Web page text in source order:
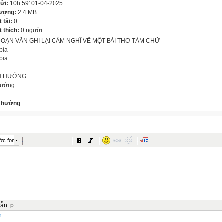
10h:59' 01-04-2025
2.4 MB
tải: 0
thích: 0 người
VĂN GHI LẠI CẢM NGHĨ VỀ MỘT BÀI THƠ TÁM CHỮ
HƯỚNG
hướng
để hiểu nội dung và nghệ thuật của bài thơ. - Xác định yếu tố nội dung và nghệ
thơ để lại cho em ấn tượng sâu sắc. - Viết đoạn văn với các nội dung: + Yếu tố
font
: p